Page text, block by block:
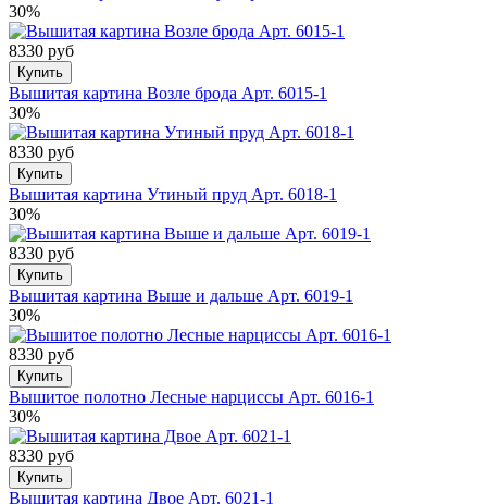
30%
8330 руб
Купить
Вышитая картина Возле брода Арт. 6015-1
30%
8330 руб
Купить
Вышитая картина Утиный пруд Арт. 6018-1
30%
8330 руб
Купить
Вышитая картина Выше и дальше Арт. 6019-1
30%
8330 руб
Купить
Вышитое полотно Лесные нарциссы Арт. 6016-1
30%
8330 руб
Купить
Вышитая картина Двое Арт. 6021-1